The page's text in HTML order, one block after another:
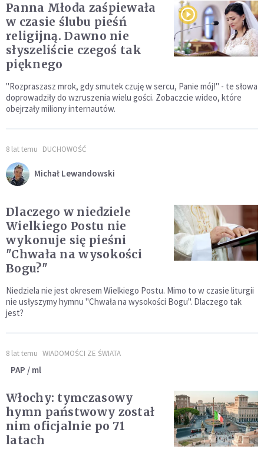
Panna Młoda zaśpiewała
w czasie ślubu pieśń
religijną. Dawno nie
słyszeliście czegoś tak
pięknego
"Rozpraszasz mrok, gdy smutek czuję w sercu, Panie mój!" - te słowa
doprowadziły do wzruszenia wielu gości. Zobaczcie wideo, które
obejrzały miliony internautów.
8 lat temu DUCHOWOŚĆ
Michał Lewandowski
Dlaczego w niedziele
Wielkiego Postu nie
wykonuje się pieśni
"Chwała na wysokości
Bogu?"
Niedziela nie jest okresem Wielkiego Postu. Mimo to w czasie liturgii
nie usłyszymy hymnu "Chwała na wysokości Bogu". Dlaczego tak
jest?
8 lat temu WIADOMOŚCI ZE ŚWIATA
PAP / ml
Włochy: tymczasowy
hymn państwowy został
nim oficjalnie po 71
latach